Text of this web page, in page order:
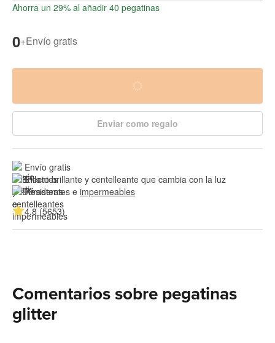
Ahorra un 29% al añadir 40 pegatinas
0+Envío gratis
Enviar como regalo
Envío gratis
Efecto brillante y centelleante que cambia con la luz
Resistentes e impermeables
4.8 (5653)
Comentarios sobre pegatinas
glitter